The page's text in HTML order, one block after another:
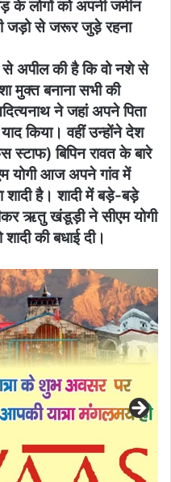
के लोगों को अपनी जमीन
जड़ो से जरूर जुड़े रहना
से अपील की है कि वो नशे से
मुक्त बनाना सभी की
ने जहां अपने पिता
किया। वहीं उन्होंने देश
बिपिन रावत के बारे
योगी आज अपने गांव में
शादी है। शादी में बड़े-बड़े
ऋतु खंडूड़ी ने सीएम योगी
की बधाई दी।